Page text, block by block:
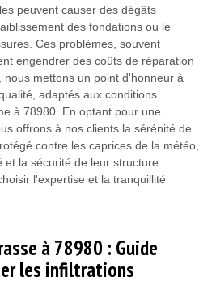
peuvent causer des dégâts
des fondations ou le
Ces problèmes, souvent
engendrer des coûts de réparation
nous mettons un point d'honneur à
adaptés aux conditions
à 78980. En optant pour une
offrons à nos clients la sérénité de
contre les caprices de la météo,
la sécurité de leur structure.
l'expertise et la tranquillité
à 78980 : Guide
les infiltrations